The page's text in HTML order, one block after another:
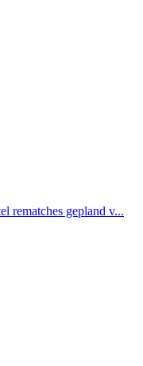
rematches gepland v...